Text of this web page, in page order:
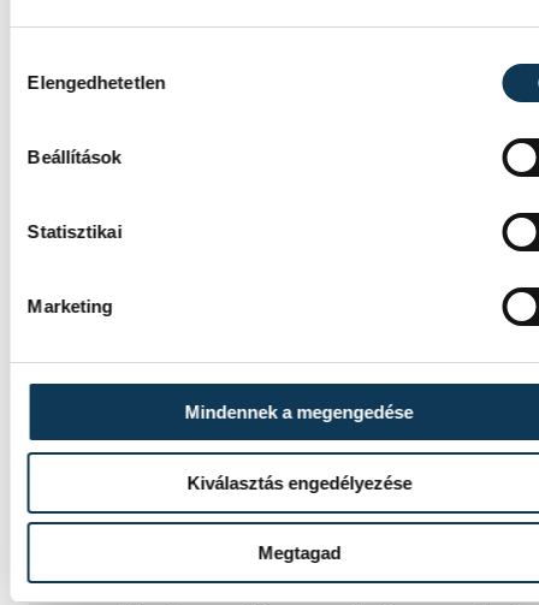
Elengedhetetlen
Beállítások
Statisztikai
Marketing
Mindennek a megengedése
Kiválasztás engedélyezése
Megtagad
Játék közben fedezik fel a
tudomány világát a
gyerekek
Látványos kísérletek, kreatív feladatok és
sok-sok élmény várja a gyerekeket a
Balassa Marietta, a központ vezetője
be, hogyan teszik izgalmassá a